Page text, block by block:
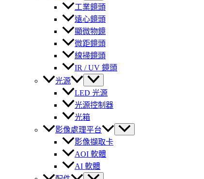
工業鏡頭
遠心鏡頭
顯微物鏡
微距鏡頭
線掃鏡頭
IR / UV 鏡頭
光源
LED 光源
光源控制器
光箱
影像處理平台
影像擷取卡
AOI 軟體
AI 軟體